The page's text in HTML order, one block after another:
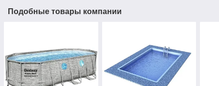
Подобные товары компании